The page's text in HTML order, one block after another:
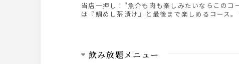
当店一押し！"魚介も肉も楽しみたいならこの
は『鯛めし茶漬け』と最後まで楽しめるコース
飲み放題メニュー